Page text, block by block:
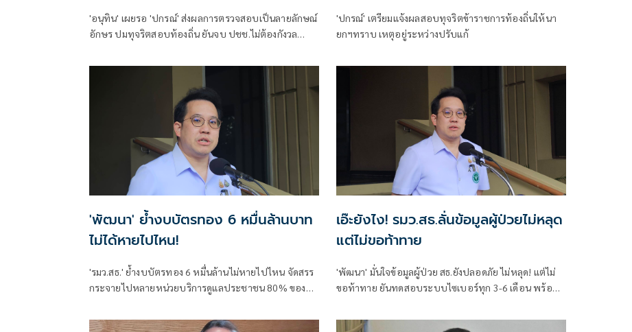
'อนุทิน' เผยรอ 'ปกรณ์' ส่งผลการตรวจสอบเป็นลายลักษณ์
อักษร ปมทุจริตสอบท้องถิ่น ยันจบ ปชช.ไม่ต้องกังวล
บอกไม่มีใครวิ่งเต้นได้ ชี้รีเซ็ต มท.จบใน ก.ย.นี้
'ปกรณ์' เตรียมแจ้งผลสอบทุจริตข้าราชการท้องถิ่นให้นา
ยกฯทราบ เหตุอยู่ระหว่างปรับแก้
'พัฒนา' ย้ำงบบัตรทอง 6 หมื่นล้านบาท
ไม่ได้หายไปไหน!
'รมว.สธ.' ย้ำงบบัตรทอง 6 หมื่นล้านไม่หายไปไหน จัดสรร
กระจายไปหลายหน่วยบริการดูแลประชาชน 80% ของ
ภูมิ ยืนยันทุกบาททุกสตางค์ต้องคุ้มค่า
เอ๊ะยังไง! รมว.สธ.ลั่นข้อมูลผู้ป่วยไม่หลุด
แต่ไม่ขอท้าทาย
'พัฒนา' มั่นใจข้อมูลผู้ป่วย สธ.ยังปลอดภัย ไม่หลุด! แต่ไม่
ขอท้าทาย ยันทดสอบระบบไซเบอร์ทุก 3-6 เดือน พร้อม